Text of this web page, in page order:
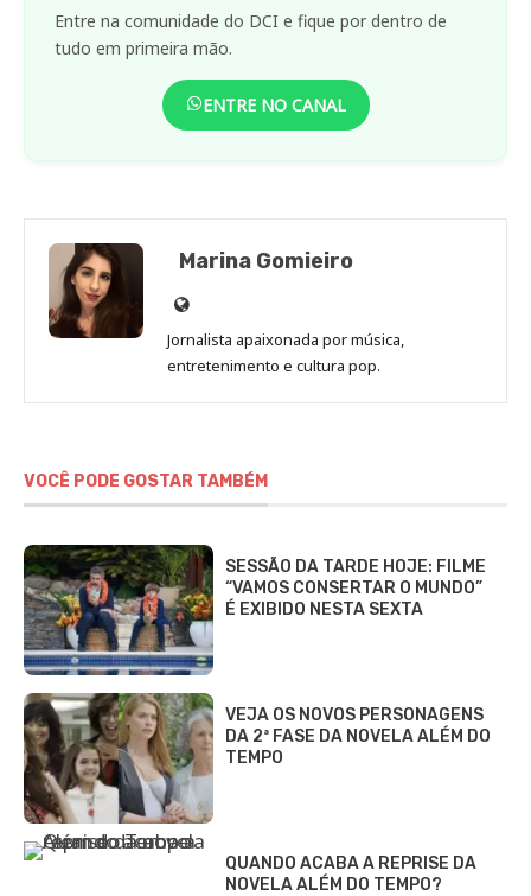
Entre na comunidade do DCI e fique por dentro de
tudo em primeira mão.
ENTRE NO CANAL
Marina Gomieiro
Site
de
Marina
Jornalista apaixonada por música,
entretenimento e cultura pop.
VOCÊ PODE GOSTAR TAMBÉM
SESSÃO DA TARDE HOJE: FILME
“VAMOS CONSERTAR O MUNDO”
É EXIBIDO NESTA SEXTA
VEJA OS NOVOS PERSONAGENS
DA 2ª FASE DA NOVELA ALÉM DO
TEMPO
QUANDO ACABA A REPRISE DA
NOVELA ALÉM DO TEMPO?